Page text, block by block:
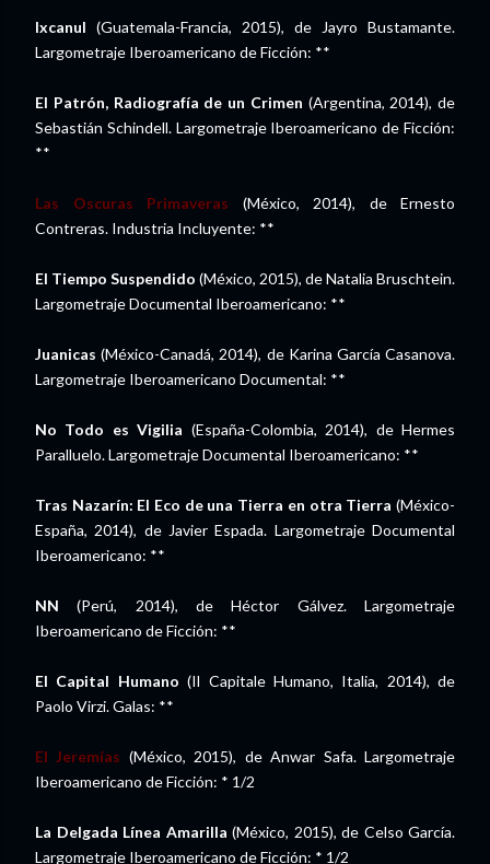
Ixcanul (Guatemala-Francia, 2015), de Jayro Bustamante.
Largometraje Iberoamericano de Ficción: **
El Patrón, Radiografía de un Crimen (Argentina, 2014), de
Sebastián Schindell. Largometraje Iberoamericano de Ficción:
**
Las Oscuras Primaveras
(México, 2014), de Ernesto
Contreras. Industria Incluyente: **
El Tiempo Suspendido (México, 2015), de Natalia Bruschtein.
Largometraje Documental Iberoamericano: **
Juanicas (México-Canadá, 2014), de Karina García Casanova.
Largometraje Iberoamericano Documental: **
No Todo es Vigilia (España-Colombia, 2014), de Hermes
Paralluelo. Largometraje Documental Iberoamericano: **
Tras Nazarín: El Eco de una Tierra en otra Tierra (México-
España, 2014), de Javier Espada. Largometraje Documental
Iberoamericano: **
NN (Perú, 2014), de Héctor Gálvez. Largometraje
Iberoamericano de Ficción: **
El Capital Humano (Il Capitale Humano, Italia, 2014), de
Paolo Virzi. Galas: **
El Jeremías (México, 2015), de Anwar Safa. Largometraje
Iberoamericano de Ficción: * 1/2
La Delgada Línea Amarilla (México, 2015), de Celso García.
Largometraje Iberoamericano de Ficción: * 1/2